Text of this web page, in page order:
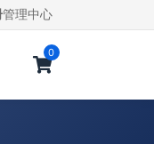
管理中心
0